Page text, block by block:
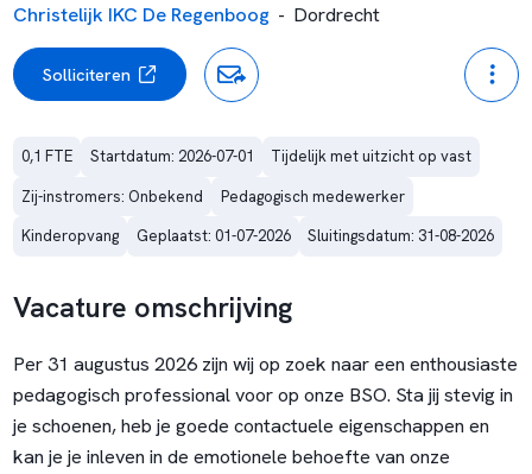
Christelijk IKC De Regenboog - Dordrecht
Solliciteren
0,1 FTE Startdatum: 2026-07-01
Tijdelijk met uitzicht op vast
Zij-instromers: Onbekend
Pedagogisch medewerker
Kinderopvang
Geplaatst: 01-07-2026 Sluitingsdatum: 31-08-2026
Vacature omschrijving
Per 31 augustus 2026 zijn wij op zoek naar een enthousiaste
pedagogisch professional voor op onze BSO. Sta jij stevig in
je schoenen, heb je goede contactuele eigenschappen en
kan je je inleven in de emotionele behoefte van onze